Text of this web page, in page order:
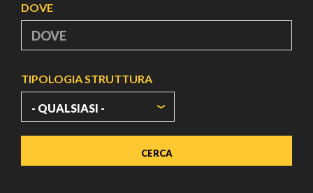
DOVE
TIPOLOGIA STRUTTURA